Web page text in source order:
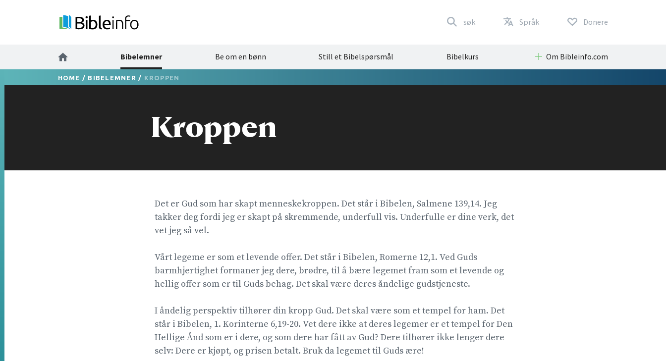
søk Språk Donere
Bibelemner Be om en bønn Still et Bibelspørsmål Bibelkurs Om Bibleinfo.com
HOME / BIBELEMNER / KROPPEN
Kroppen
Det er Gud som har skapt menneskekroppen. Det står i Bibelen, Salmene 139,14. Jeg
takker deg fordi jeg er skapt på skremmende, underfull vis. Underfulle er dine verk, det
vet jeg så vel.
Vårt legeme er som et levende offer. Det står i Bibelen, Romerne 12,1. Ved Guds
barmhjertighet formaner jeg dere, brødre, til å bære legemet fram som et levende og
hellig offer som er til Guds behag. Det skal være deres åndelige gudstjeneste.
I åndelig perspektiv tilhører din kropp Gud. Det skal være som et tempel for ham. Det
står i Bibelen, 1. Korinterne 6,19-20. Vet dere ikke at deres legemer er et tempel for Den
Hellige Ånd som er i dere, og som dere har fått av Gud? Dere tilhører ikke lenger dere
selv: Dere er kjøpt, og prisen betalt. Bruk da legemet til Guds ære!